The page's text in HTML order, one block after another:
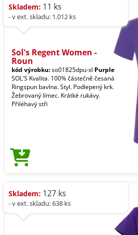
Skladem: 11 ks
- v ext. skladu: 1.012 ks
Sol's Regent Women -
Roun
kód výrobku:so01825dpu-xl Purple
SOL'S Kvalita. 100% částečně česaná
Ringspun bavlna. Styl. Podlepený krk.
Žebrovaný límec. Krátké rukávy.
Přiléhavý stři
Skladem: 127 ks
- v ext. skladu: 638 ks